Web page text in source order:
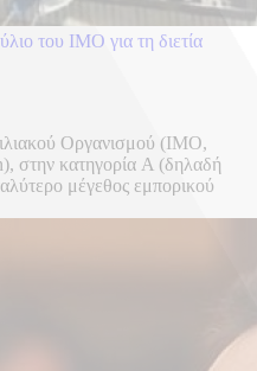
του ΙΜΟ για τη διετία
Οργανισμού (IMO,
στην κατηγορία A (δηλαδή
μέγεθος εμπορικού